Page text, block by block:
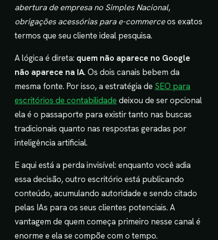
abertura de empresa no Simples Nacional,
obrigações acessórias para e-commerceos exatos
termos que seu cliente ideal pesquisa.
A lógica é direta: quem não aparece no Google
não aparece na IA. Os dois canais bebem da
mesma fonte. Por isso, a estratégia de SEO para
escritórios de contabilidade deixou de ser opcional
ela é o passaporte para existir tanto nas buscas
tradicionais quanto nas respostas geradas por
inteligência artificial.
E aqui está a perda invisível: enquanto você adia
essa decisão, outro escritório está publicando
conteúdo, acumulando autoridade e sendo citado
pelas IAs para os seus clientes potenciais. A
vantagem de quem começa primeiro nesse canal é
enorme e ela se compõe com o tempo.